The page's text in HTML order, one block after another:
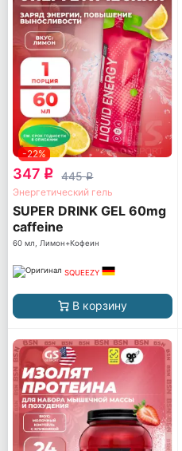
-22%
347 q 445q
Энергетический гель
SUPER DRINK GEL 60mg
caffeine
60 мл, Лимон+Кофеин
SQUEEZY
В корзину